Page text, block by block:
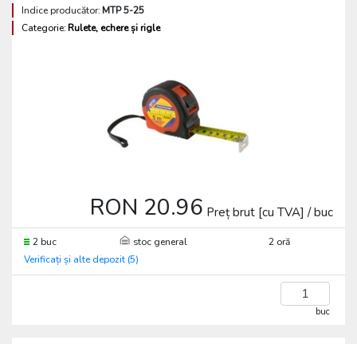
Indice producător:MTP 5-25
Categorie:Rulete, echere și rigle
RON 20.96 Preț brut [cu TVA] / buc
2 buc stoc general
2 oră
Verificați și alte depozit (5)
buc